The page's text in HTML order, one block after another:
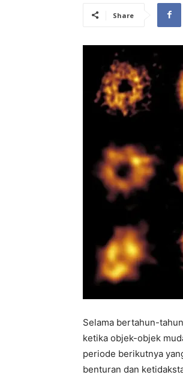
Share
Selama bertahun-
ketika objek-objek
periode berikutnya
benturan dan